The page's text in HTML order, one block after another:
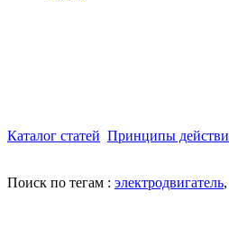
Каталог статей Принципы
Поиск по тегам : электродвигатель,